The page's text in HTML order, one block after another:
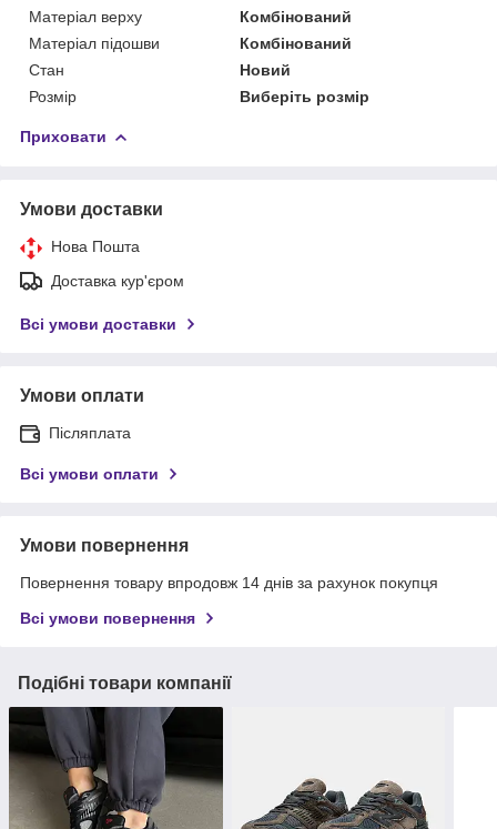
Матеріал верху
Комбінований
Матеріал підошви
Комбінований
Стан
Новий
Розмір
Виберіть розмір
Приховати
Умови доставки
Нова Пошта
Доставка кур'єром
Всі умови доставки
Умови оплати
Післяплата
Всі умови оплати
Умови повернення
Повернення товару впродовж 14 днів за рахунок покупця
Всі умови повернення
Подібні товари компанії